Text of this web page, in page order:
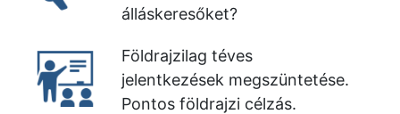
álláskeresőket?
Földrajzilag téves
jelentkezések megszüntetése.
Pontos földrajzi célzás.